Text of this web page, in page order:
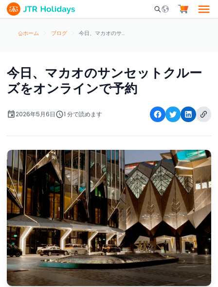
Mobile Search
ホーム ブログ 今日、マカオのサンセットクルーズをオンラインで予約
今日、マカオのサンセットクルー
ズをオンラインで予約
2026年5月6日 1 分で読めます